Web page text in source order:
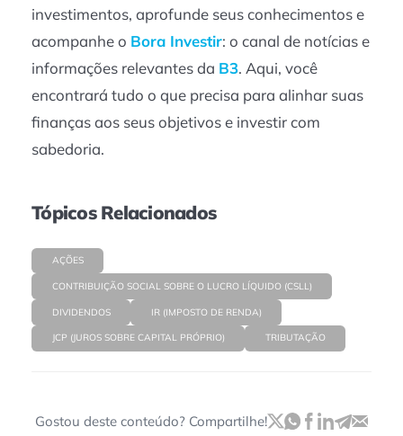
investimentos, aprofunde seus conhecimentos e
acompanhe o Bora Investir: o canal de notícias e
informações relevantes da B3. Aqui, você
encontrará tudo o que precisa para alinhar suas
finanças aos seus objetivos e investir com
sabedoria.
Tópicos Relacionados
AÇÕES
CONTRIBUIÇÃO SOCIAL SOBRE O LUCRO LÍQUIDO (CSLL)
DIVIDENDOS IR (IMPOSTO DE RENDA)
JCP (JUROS SOBRE CAPITAL PRÓPRIO) TRIBUTAÇÃO
Gostou deste conteúdo? Compartilhe!